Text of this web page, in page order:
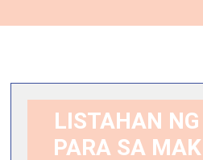
LISTAHAN NG
PARA SA